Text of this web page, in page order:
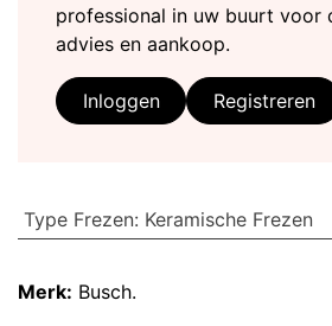
Merk: Busch.
professional in uw buurt voor
advies en aankoop.
Inloggen Registreren
Type Frezen: Keramische Frezen